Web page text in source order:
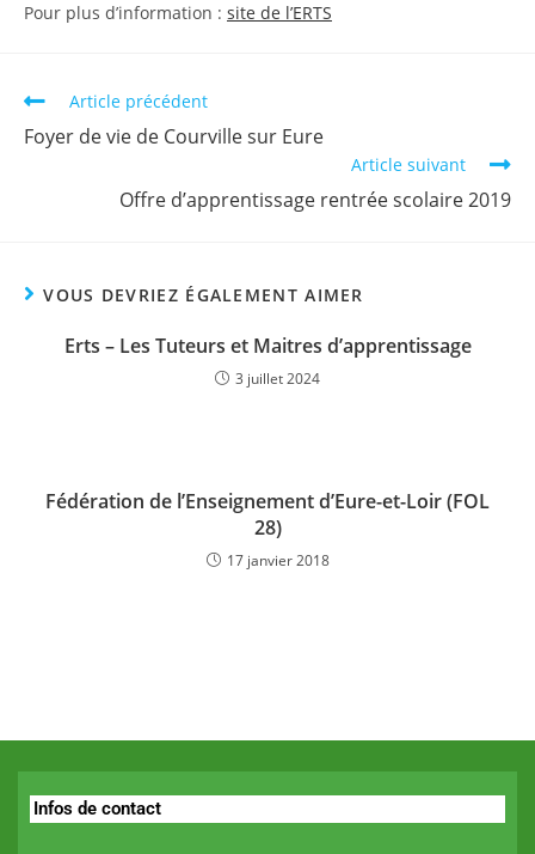
Pour plus d’information : site de l’ERTS
Article précédent
Foyer de vie de Courville sur Eure
Article suivant
Offre d’apprentissage rentrée scolaire 2019
VOUS DEVRIEZ ÉGALEMENT AIMER
Erts – Les Tuteurs et Maitres d’apprentissage
3 juillet 2024
Fédération de l’Enseignement d’Eure-et-Loir (FOL
28)
17 janvier 2018
Infos de contact